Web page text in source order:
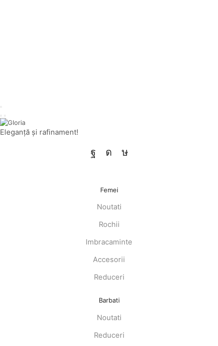
Eleganţă şi rafinament!
Facebook
Instagram
Tik-
Femei
Noutati
Rochii
Imbracaminte
Accesorii
Reduceri
Barbati
Noutati
Reduceri